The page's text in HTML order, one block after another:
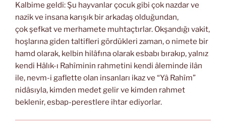
Kalbime geldi: Şu hayvanlar çocuk gibi çok nazdar ve
nazik ve insana karışık bir arkadaş olduğundan,
çok şefkat ve merhamete muhtaçtırlar. Okşandığı vakit,
hoşlarına giden taltifleri gördükleri zaman, o nimete bir
hamd olarak, kelbin hilâfına olarak esbabı bırakıp, yalnız
kendi Hâlık-ı Rahîminin rahmetini kendi âleminde ilân
ile, nevm-i gaflette olan insanları ikaz ve “Yâ Rahîm”
nidâsıyla, kimden medet gelir ve kimden rahmet
beklenir, esbap-perestlere ihtar ediyorlar.